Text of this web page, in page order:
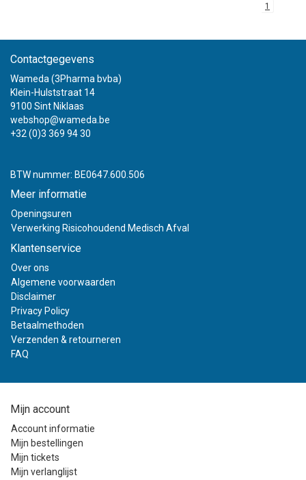
1
Contactgegevens
Wameda (3Pharma bvba)
Klein-Hulststraat 14
9100 Sint Niklaas
webshop@wameda.be
+32 (0)3 369 94 30
BTW nummer: BE0647.600.506
Meer informatie
Openingsuren
Verwerking Risicohoudend Medisch Afval
Klantenservice
Over ons
Algemene voorwaarden
Disclaimer
Privacy Policy
Betaalmethoden
Verzenden & retourneren
FAQ
Mijn account
Account informatie
Mijn bestellingen
Mijn tickets
Mijn verlanglijst